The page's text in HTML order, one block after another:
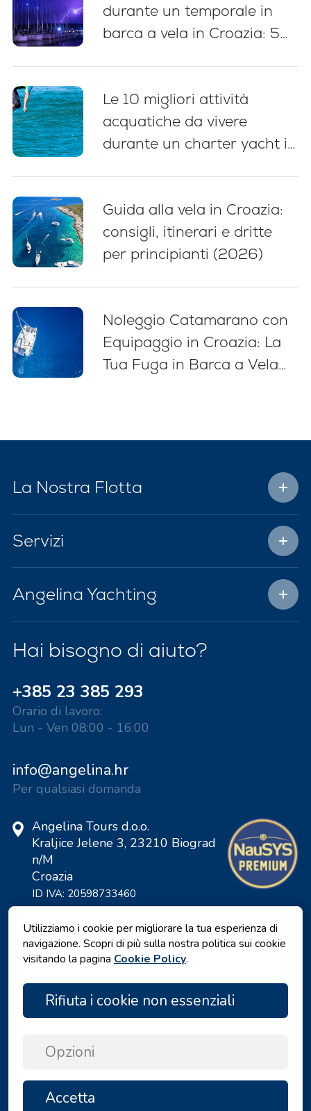
durante un temporale in
barca a vela in Croazia: 5
Le 10 migliori attività
acquatiche da vivere
durante un charter yacht in
Guida alla vela in Croazia:
consigli, itinerari e dritte
per principianti (2026)
Noleggio Catamarano con
Equipaggio in Croazia: La
Tua Fuga in Barca a Vela
La Nostra Flotta
Servizi
Angelina Yachting
Hai bisogno di aiuto?
+385 23 385 293
Orario di lavoro:
Lun - Ven 08:00 - 16:00
info@angelina.hr
Per qualsiasi domanda
Angelina Tours d.o.o.
Kraljice Jelene 3, 23210 Biograd
n/M
Croazia
ID IVA: 20598733460
ID: HR-AB-23-060130534, MB:
0650676
Informativa sulla privacy
Utilizziamo i cookie per migliorare la tua esperienza di
navigazione. Scopri di più sulla nostra politica sui cookie
visitando la pagina Cookie Policy.
Rifiuta i cookie non essenziali
Opzioni
Accetta